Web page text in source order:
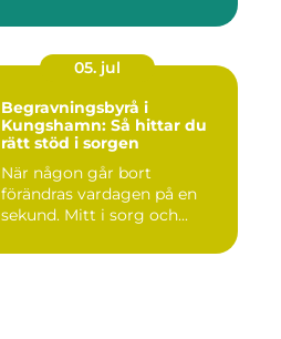
05. jul
Begravningsbyrå i
Kungshamn: Så hittar du
rätt stöd i sorgen
När någon går bort
förändras vardagen på en
sekund. Mitt i sorg och...